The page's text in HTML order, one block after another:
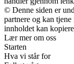
© Denne siden er
partnere og kan
innholdet kan
Lær mer om oss
Starten
Hva vi står for